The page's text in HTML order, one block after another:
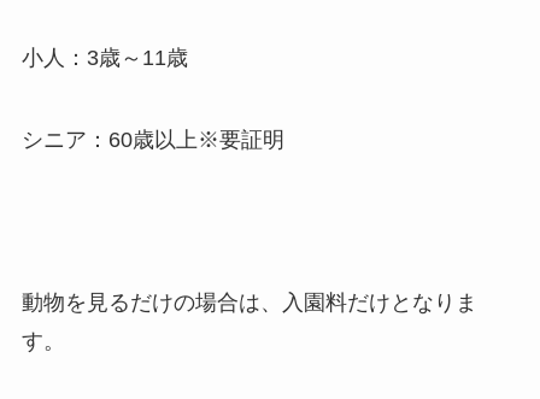
小人：3歳～11歳
シニア：60歳以上※要証明
動物を見るだけの場合は、入園料だけとなりま
す。